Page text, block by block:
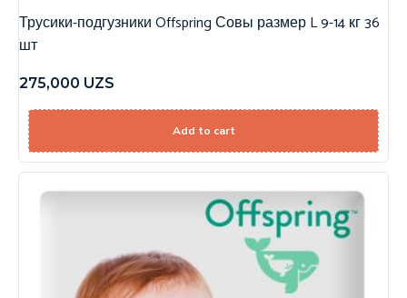
Трусики-подгузники Offspring Совы размер L 9-14 кг 36
шт
275,000 UZS
Add to cart